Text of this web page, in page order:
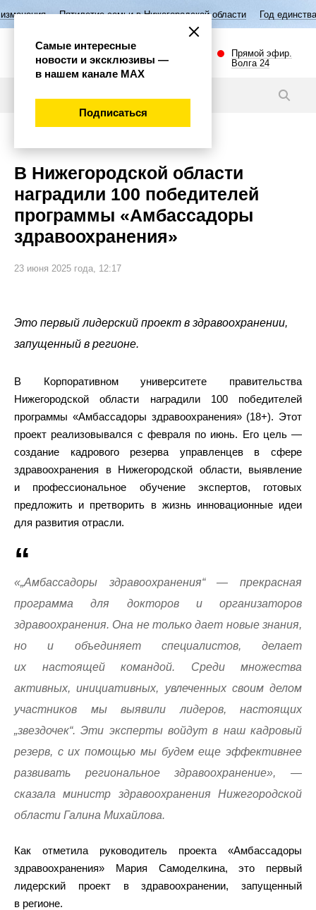
семьи в Нижегородской области Год единства народов России
Прямой эфир.
Волга 24
В Нижегородской области
наградили 100 победителей
программы «Амбассадоры
здравоохранения»
23 июня 2025 года, 12:17
Это первый лидерский проект в здравоохранении,
запущенный в регионе.
В Корпоративном университете правительства
Нижегородской области наградили 100 победителей
программы «Амбассадоры здравоохранения» (18+). Этот
проект реализовывался с февраля по июнь. Его цель —
создание кадрового резерва управленцев в сфере
здравоохранения в Нижегородской области, выявление
и профессиональное обучение экспертов, готовых
предложить и претворить в жизнь инновационные идеи
для развития отрасли.
«„Амбассадоры здравоохранения“ — прекрасная
программа для докторов и организаторов
здравоохранения. Она не только дает новые знания,
но и объединяет специалистов, делает
их настоящей командой. Среди множества
активных, инициативных, увлеченных своим делом
участников мы выявили лидеров, настоящих
„звездочек“. Эти эксперты войдут в наш кадровый
резерв, с их помощью мы будем еще эффективнее
развивать региональное здравоохранение», —
сказала министр здравоохранения Нижегородской
области Галина Михайлова.
Как отметила руководитель проекта «Амбассадоры
здравоохранения» Мария Самоделкина, это первый
лидерский проект в здравоохранении, запущенный
в регионе.
Самые интересные
новости и эксклюзивы —
в нашем канале МАХ
Подписаться